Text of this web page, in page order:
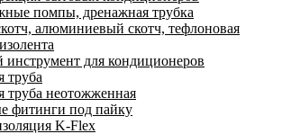
помпы, дренажная трубка
алюминиевый скотч, тефлоновая
инструмент для кондиционеров
труба
труба неотожженная
фитинги под пайку
K-Flex